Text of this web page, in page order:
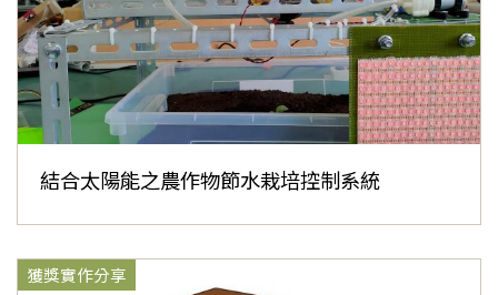
結合太陽能之農作物節水栽培控制系統
獲獎實作分享